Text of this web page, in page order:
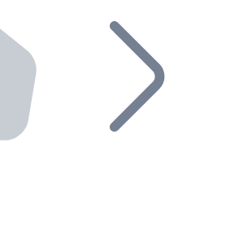
automatiques Bitnovo
Bitnovo dans votre entreprise et
API dans votre écosystème.
réseau de distributeurs et
de votre projet à notre service